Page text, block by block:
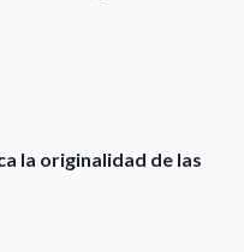
la originalidad de las